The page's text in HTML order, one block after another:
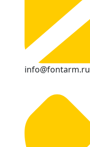
info@fontarm.ru